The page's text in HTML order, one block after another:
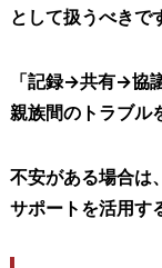
として扱うべきで
「記録→共有→協
親族間のトラブル
不安がある場合は
サポートを活用す